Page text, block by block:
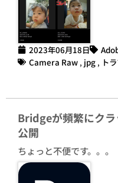
2023年06月18日
Camera Raw , jpg , ト
Bridgeが頻繁にク
公開
ちょっと不便です。。。